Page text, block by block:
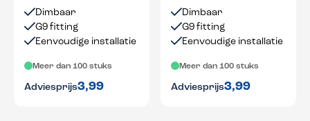
Dimbaar
G9 fitting
Eenvoudige installatie
Meer dan 100 stuks
Adviesprijs3,99
Dimbaar
G9 fitting
Eenvoudige installatie
Meer dan 100 stuks
Adviesprijs3,99